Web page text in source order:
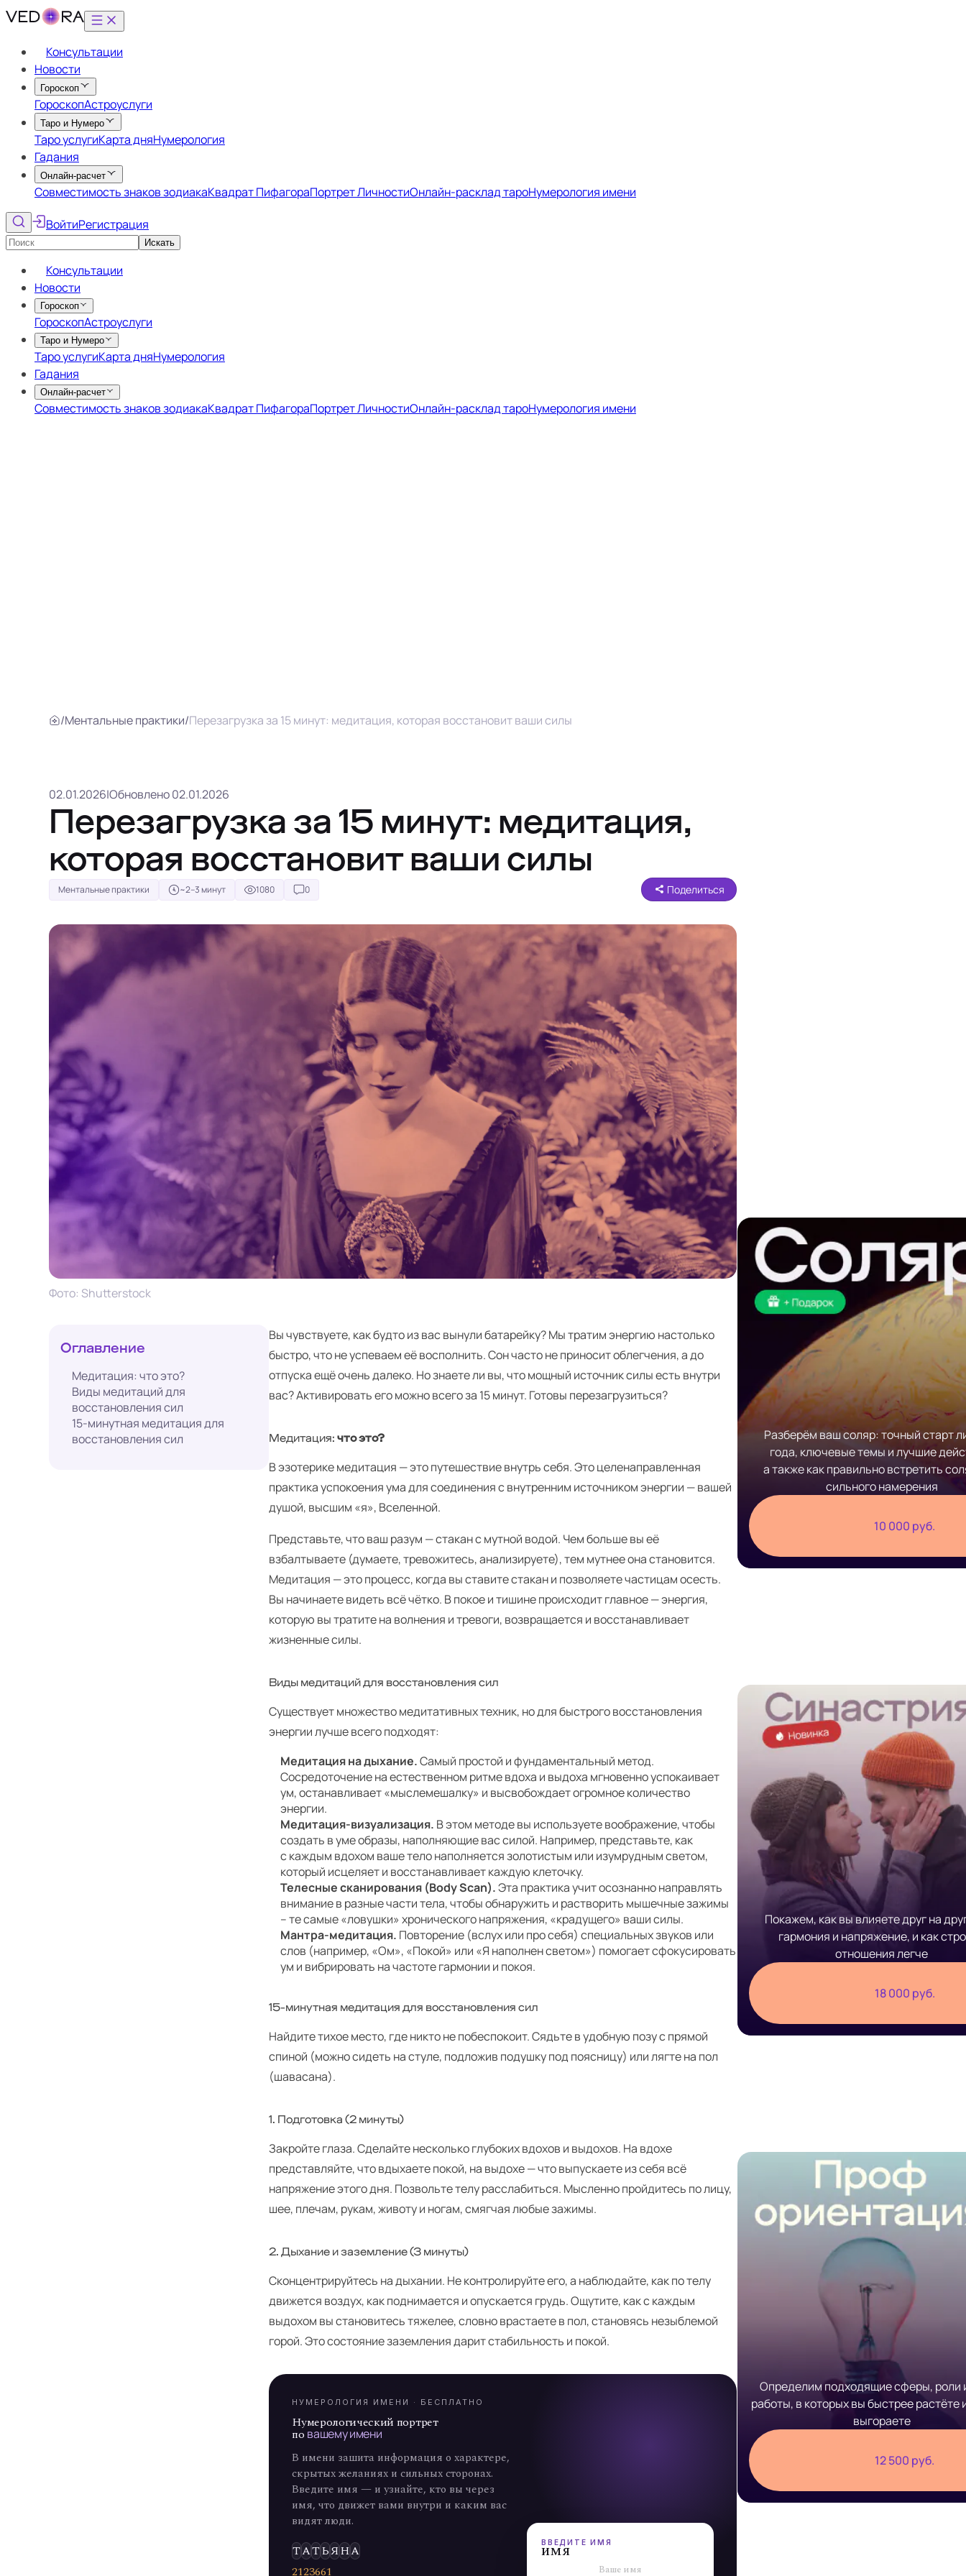
/Ментальные практики/Перезагрузка за 15 минут: медитация, которая восстановит ваши силы
02.01.2026|Обновлено 02.01.2026
Перезагрузка за 15 минут: медитация,
которая восстановит ваши силы
Ментальные практики ~2–3 минут 1080 0 Поделиться
Фото: Shutterstock
Оглавление
Медитация: что это?
Виды медитаций для
восстановления сил
15-минутная медитация для
восстановления сил
Вы чувствуете, как будто из вас вынули батарейку? Мы тратим энергию настолько
быстро, что не успеваем её восполнить. Сон часто не приносит облегчения, а до
отпуска ещё очень далеко. Но знаете ли вы, что мощный источник силы есть внутри
вас? Активировать его можно всего за 15 минут. Готовы перезагрузиться?
Медитация:что это?
В эзотерике медитация — это путешествие внутрь себя. Это целенаправленная
практика успокоения ума для соединения с внутренним источником энергии — вашей
душой, высшим «я», Вселенной.
Представьте, что ваш разум — стакан с мутной водой. Чем больше вы её
взбалтываете (думаете, тревожитесь, анализируете), тем мутнее она становится.
Медитация — это процесс, когда вы ставите стакан и позволяете частицам осесть.
Вы начинаете видеть всё чётко. В покое и тишине происходит главное — энергия,
которую вы тратите на волнения и тревоги, возвращается и восстанавливает
жизненные силы.
Виды медитаций для восстановления сил
Существует множество медитативных техник, но для быстрого восстановления
энергии лучше всего подходят:
Медитация на дыхание.Самый простой и фундаментальный метод.
Сосредоточение на естественном ритме вдоха и выдоха мгновенно успокаивает
ум, останавливает «мыслемешалку» и высвобождает огромное количество
энергии.
Медитация-визуализация. В этом методе вы используете воображение, чтобы
создать в уме образы, наполняющие вас силой. Например, представьте, как
с каждым вдохом ваше тело наполняется золотистым или изумрудным светом,
который исцеляет и восстанавливает каждую клеточку.
Телесные сканирования (Body Scan).Эта практика учит осознанно направлять
внимание в разные части тела, чтобы обнаружить и растворить мышечные зажимы
– те самые «ловушки» хронического напряжения, «крадущего» ваши силы.
Мантра-медитация. Повторение (вслух или про себя) специальных звуков или
слов (например, «Ом», «Покой» или «Я наполнен светом») помогает сфокусировать
ум и вибрировать на частоте гармонии и покоя.
15-минутная медитация для восстановления сил
Найдите тихое место, где никто не побеспокоит. Сядьте в удобную позу с прямой
спиной (можно сидеть на стуле, подложив подушку под поясницу) или лягте на пол
(шавасана).
1. Подготовка (2 минуты)
Закройте глаза. Сделайте несколько глубоких вдохов и выдохов. На вдохе
представляйте, что вдыхаете покой, на выдохе — что выпускаете из себя всё
напряжение этого дня. Позвольте телу расслабиться. Мысленно пройдитесь по лицу,
шее, плечам, рукам, животу и ногам, смягчая любые зажимы.
2. Дыхание и заземление (3 минуты)
Сконцентрируйтесь на дыхании. Не контролируйте его, а наблюдайте, как по телу
движется воздух, как поднимается и опускается грудь. Ощутите, как с каждым
выдохом вы становитесь тяжелее, словно врастаете в пол, становясь незыблемой
горой. Это состояние заземления дарит стабильность и покой.
А
7
ЯНУМЕРОЛОГИЯ ИМЕНИ · БЕСПЛАТНО
Нумерологический портрет
по вашему имени
В имени зашита информация о характере,
скрытых желаниях и сильных сторонах.
Введите имя — и узнайте, кто вы через
имя, что движет вами внутри и каким вас
видят люди.
ТАТЬЯНА
2123661
ВВЕДИТЕ ИМЯ
имя
Разберём ваш соляр: точный старт
года, ключевые темы и лучшие
а также как правильно встретить
сильного намерения
10 000 руб.
Покажем, как вы влияете друг на
гармония и напряжение, и как
отношения легче
18 000 руб.
Определим подходящие сферы, роли
работы, в которых вы быстрее растёте
выгораете
12 500 руб.